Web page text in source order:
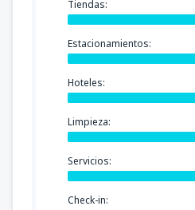
Tiendas:
Estacionamientos:
Hoteles:
Limpieza:
Servicios:
Check-in: